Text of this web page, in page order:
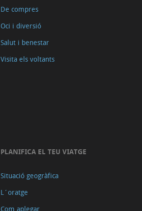
De compres
Oci i diversió
Salut i benestar
Visita els voltants
PLANIFICA EL TEU VIATGE
Situació geogràfica
L´oratge
Com aplegar